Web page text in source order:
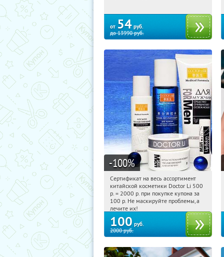
от 54 руб.
до13990руб.
-100%
04:45:23 Купили:5010
Сертификат на весь ассортимент
китайской косметики Doctor Li 500
р. = 2000 р. при покупке купона за
100 р. Не маскируйте проблемы, а
лечите их!
100 руб.
2000руб.